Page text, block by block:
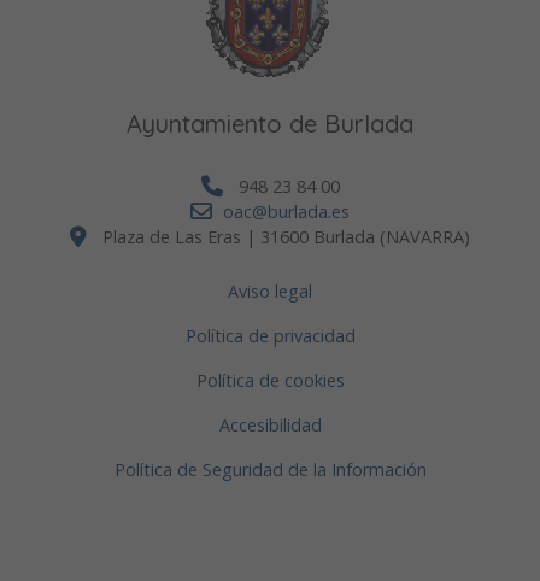
Ayuntamiento de Burlada
948 23 84 00
oac@burlada.es
Plaza de Las Eras | 31600 Burlada (NAVARRA)
Aviso legal
Política de privacidad
Política de cookies
Accesibilidad
Política de Seguridad de la Información